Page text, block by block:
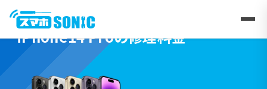
iPhone14 Proの修理料金